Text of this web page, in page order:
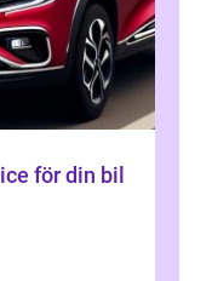
för din bil